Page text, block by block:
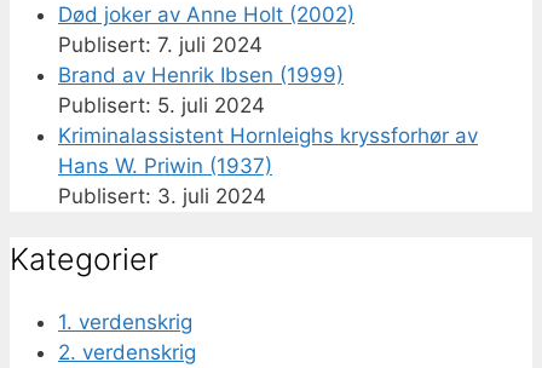
Død joker av Anne Holt (2002)
7. juli 2024
Brand av Henrik Ibsen (1999)
5. juli 2024
Kriminalassistent Hornleighs kryssforhør av
Hans W. Priwin (1937)
3. juli 2024
Kategorier
1. verdenskrig
2. verdenskrig